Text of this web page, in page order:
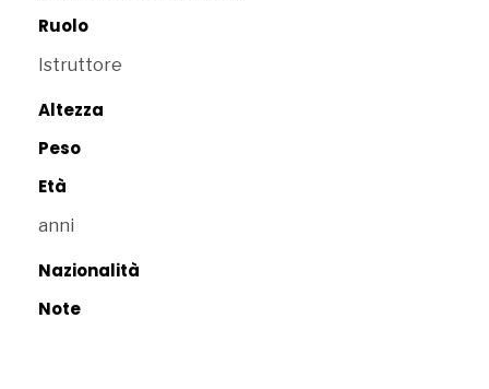
Ruolo
Istruttore
Altezza
Peso
Età
anni
Nazionalità
Note